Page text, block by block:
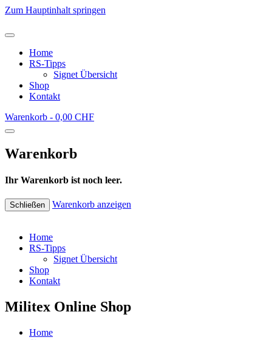
Zum Hauptinhalt springen
Home
RS-Tipps
Signet Übersicht
Shop
Kontakt
Warenkorb - 0,00 CHF
Warenkorb
Ihr Warenkorb ist noch leer.
Schließen Warenkorb anzeigen
Home
RS-Tipps
Signet Übersicht
Shop
Kontakt
Militex Online Shop
Home